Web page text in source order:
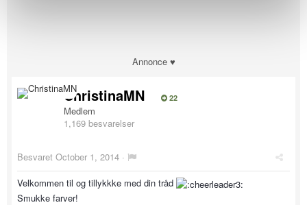
Annonce ♥
ChristinaMN 22
Medlem
1,169 besvarelser
Besvaret October 1, 2014 ·
Velkommen til og tillykkke med din tråd
Smukke farver!